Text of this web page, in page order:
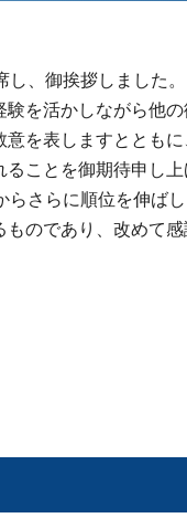
、御挨拶しました。
を活かしながら他
を表しますととも
ことを御期待申し
さらに順位を伸ば
のであり、改めて感